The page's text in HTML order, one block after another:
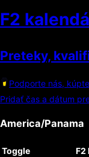
F2
Preteky,
Podporte nás,
Pridať čas a dátum
America/Panama
Toggle F2